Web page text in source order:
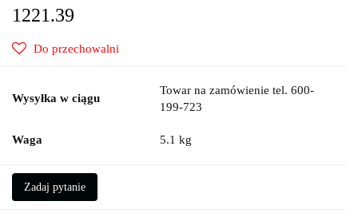
1221.39
Do przechowalni
Wysyłka w ciągu
Towar na zamówienie tel. 600-
199-723
Waga 5.1 kg
Zadaj pytanie